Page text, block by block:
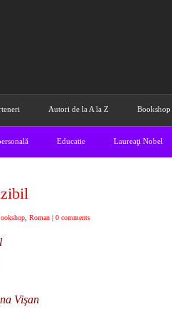
Autori de la A la Z Bookshop
Educatie Laureaţi Nobel
Roman | 0 comments
Vişan